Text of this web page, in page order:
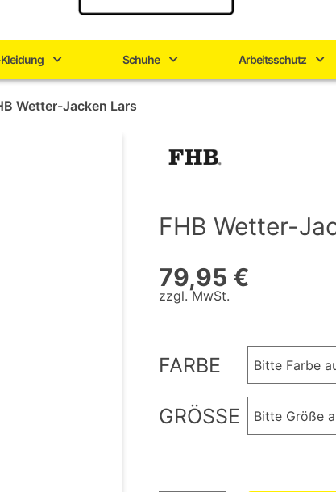
Schuhe Arbeitsschutz
Wetter-Jacken Lars
FHB Wetter-
79,95 €
zzgl. MwSt.
FARBE Bitte Farbe
GRÖSSE Bitte Größe